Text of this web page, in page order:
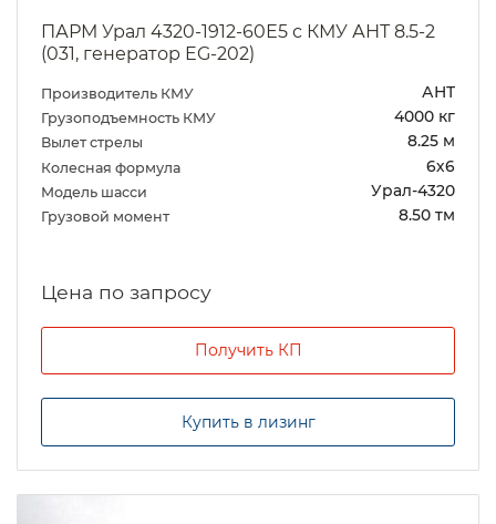
ПАРМ Урал 4320-1912-60Е5 с КМУ АНТ 8.5-2
(031, генератор EG-202)
Производитель КМУ АНТ
Грузоподъемность КМУ 4000 кг
Вылет стрелы 8.25 м
Колесная формула 6х6
Модель шасси Урал-4320
Грузовой момент 8.50 тм
Цена по запросу
Получить КП
Купить в лизинг